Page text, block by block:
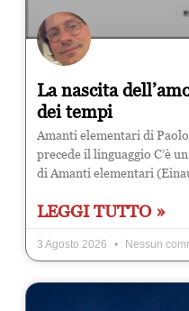
La nascita
dei tempi
Amanti elementari di
precede il linguaggio C’è
di Amanti elementari
LEGGI TUTTO »
3 Agosto 2026 Nessun